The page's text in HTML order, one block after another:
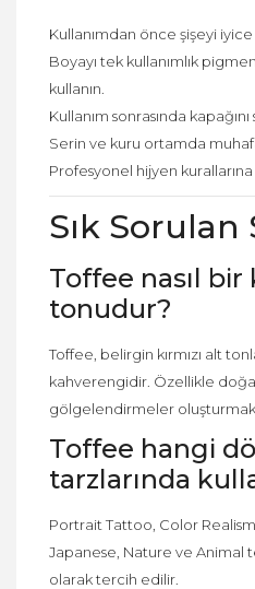
Kullanımdan önce şişeyi iyice
Boyayı tek kullanımlık
kullanın.
Kullanım sonrasında kapağını
Serin ve kuru ortamda
Profesyonel hijyen
Sık Sorulan
Toffee nasıl
tonudur?
Toffee, belirgin kırmızı alt
kahverengidir. Özellikle
gölgelendirmeler
Toffee hangi
tarzlarında
Portrait Tattoo, Color
Japanese, Nature ve Animal
olarak tercih edilir.